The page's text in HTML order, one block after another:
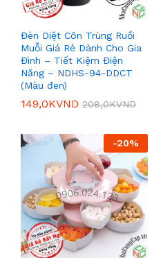
Đèn Diệt Côn Trùng Ruồi
Muỗi Giá Rẻ Dành Cho Gia
Đình – Tiết Kiệm Điện
Năng – NDHS-94-DDCT
(Màu đen)
149,0KVND 208,0KVND
-20%